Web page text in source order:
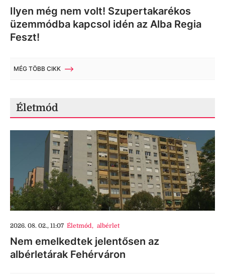
Ilyen még nem volt! Szupertakarékos
üzemmódba kapcsol idén az Alba Regia
Feszt!
MÉG TÖBB CIKK
Életmód
2026. 08. 02., 11:07 Életmód, albérlet
Nem emelkedtek jelentősen az
albérletárak Fehérváron